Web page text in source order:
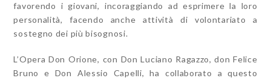
favorendo i giovani, incoraggiando ad esprimere la loro
personalità, facendo anche attività di volontariato a
sostegno dei più bisognosi.
L’Opera Don Orione, con Don Luciano Ragazzo, don Felice
Bruno e Don Alessio Capelli, ha collaborato a questo